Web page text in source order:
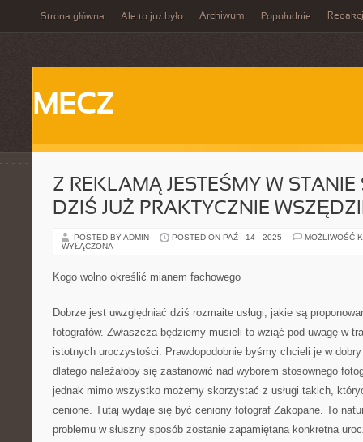
Strona główna Ale to już było Archiwum Popołudnie
MECZ
Z REKLAMĄ JESTEŚMY W
DZIŚ JUŻ PRAKTYCZNIE
POSTED BY ADMIN POSTED ON PAŹ - 14 - 2025
MOŻLIWOŚĆ
WYŁĄCZONA
Kogo wolno określić mianem fachowego
Dobrze jest uwzględniać dziś rozmaite usługi, jakie są
fotografów. Zwłaszcza będziemy musieli to wziąć pod uwagę w
istotnych uroczystości. Prawdopodobnie byśmy chcieli je w
dlatego należałoby się zastanowić nad wyborem stosownego
jednak mimo wszystko możemy skorzystać z usługi takich,
cenione. Tutaj wydaje się być ceniony fotograf Zakopane. To
problemu w słuszny sposób zostanie zapamiętana konkretna